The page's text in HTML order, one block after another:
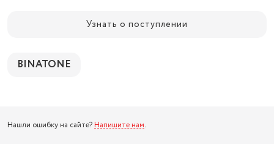
Узнать о поступлении
BINATONE
Нашли ошибку на сайте? Напишите нам.